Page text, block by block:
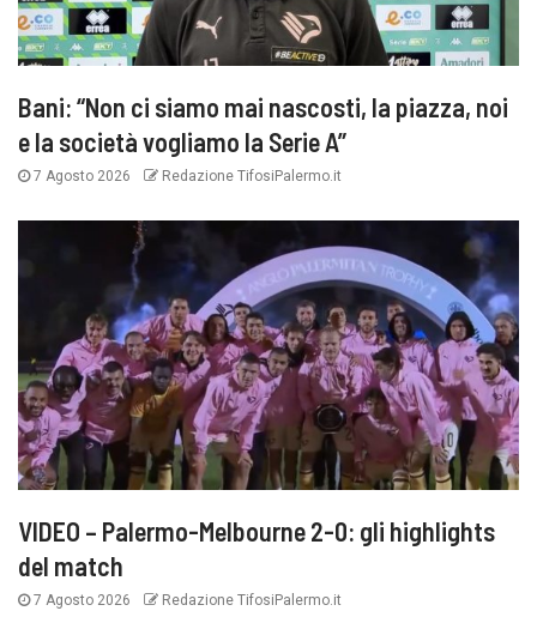
Bani: “Non ci siamo mai nascosti, la piazza, noi
e la società vogliamo la Serie A”
7 Agosto 2026 Redazione TifosiPalermo.it
VIDEO – Palermo-Melbourne 2-0: gli highlights
del match
7 Agosto 2026 Redazione TifosiPalermo.it